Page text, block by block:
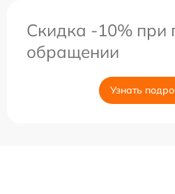
Скидка -10% при
обращении
Узнать